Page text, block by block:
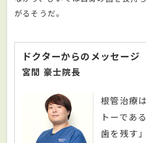
がるそうだ。
ドクターからのメッセージ
宮間 豪士院長
根管治療
トーであ
歯を残す